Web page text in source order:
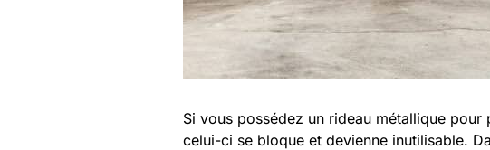
Si vous possédez un rideau métallique
celui-ci se bloque et devienne inutilisable.